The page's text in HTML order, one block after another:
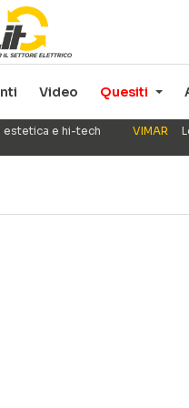
Video Quesiti
estetica e hi-tech VIMAR